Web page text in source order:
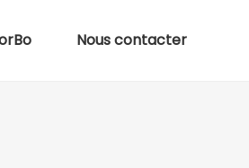
Nous contacter